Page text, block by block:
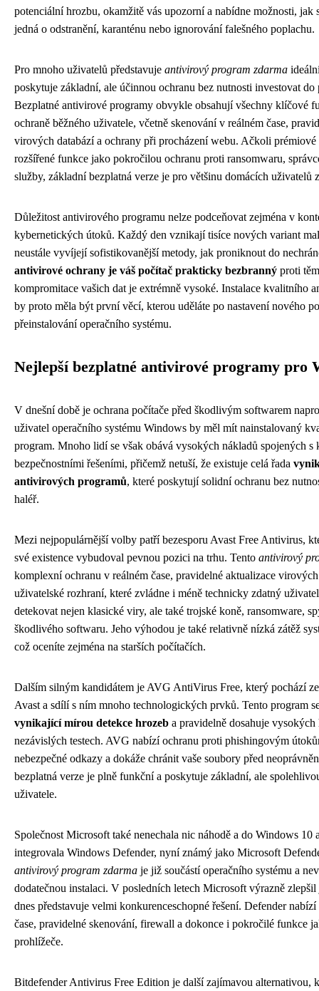
potenciální hrozbu, okamžitě vás upozorní a nabídne možnosti, jak
jedná o odstranění, karanténu nebo ignorování falešného poplachu.
Pro mnoho uživatelů představuje antivirový program zdarma
poskytuje základní, ale účinnou ochranu bez nutnosti investovat do
Bezplatné antivirové programy obvykle obsahují všechny klíčové
ochraně běžného uživatele, včetně skenování v reálném čase,
virových databází a ochrany při procházení webu. Ačkoli prémiové
rozšířené funkce jako pokročilou ochranu proti ransomwaru,
služby, základní bezplatná verze je pro většinu domácích uživatelů
Důležitost antivirového programu nelze podceňovat zejména v
kybernetických útoků. Každý den vznikají tisíce nových variant
neustále vyvíjejí sofistikovanější metody, jak proniknout do
antivirové ochrany je váš počítač prakticky bezbranný proti
kompromitace vašich dat je extrémně vysoké. Instalace kvalitního
by proto měla být první věcí, kterou uděláte po nastavení nového
přeinstalování operačního systému.
Nejlepší bezplatné antivirové programy pro
V dnešní době je ochrana počítače před škodlivým softwarem
uživatel operačního systému Windows by měl mít nainstalovaný
program. Mnoho lidí se však obává vysokých nákladů spojených s
bezpečnostními řešeními, přičemž netuší, že existuje celá řada
antivirových programů, které poskytují solidní ochranu bez
haléř.
Mezi nejpopulárnější volby patří bezesporu Avast Free Antivirus,
své existence vybudoval pevnou pozici na trhu. Tento antivirový
komplexní ochranu v reálném čase, pravidelné aktualizace
uživatelské rozhraní, které zvládne i méně technicky zdatný
detekovat nejen klasické viry, ale také trojské koně, ransomware,
škodlivého softwaru. Jeho výhodou je také relativně nízká zátěž
což oceníte zejména na starších počítačích.
Dalším silným kandidátem je AVG AntiVirus Free, který pochází
Avast a sdílí s ním mnoho technologických prvků. Tento program
vynikající mírou detekce hrozeb a pravidelně dosahuje
nezávislých testech. AVG nabízí ochranu proti phishingovým
nebezpečné odkazy a dokáže chránit vaše soubory před
bezplatná verze je plně funkční a poskytuje základní, ale
uživatele.
Společnost Microsoft také nenechala nic náhodě a do Windows 10
integrovala Windows Defender, nyní známý jako Microsoft
antivirový program zdarma je již součástí operačního systému a
dodatečnou instalaci. V posledních letech Microsoft výrazně zlepšil
dnes představuje velmi konkurenceschopné řešení. Defender
čase, pravidelné skenování, firewall a dokonce i pokročilé funkce
prohlížeče.
Bitdefender Antivirus Free Edition je další zajímavou alternativou,